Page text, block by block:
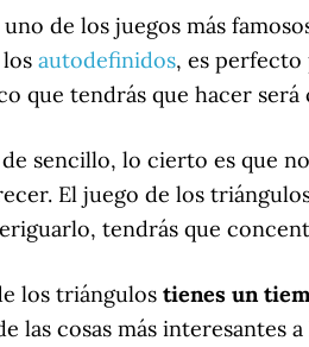
de los juegos más
autodefinidos, es perfecto
que tendrás que hacer
de sencillo, lo cierto es que
El juego de los
tendrás que
los triángulos tienes un
las cosas más